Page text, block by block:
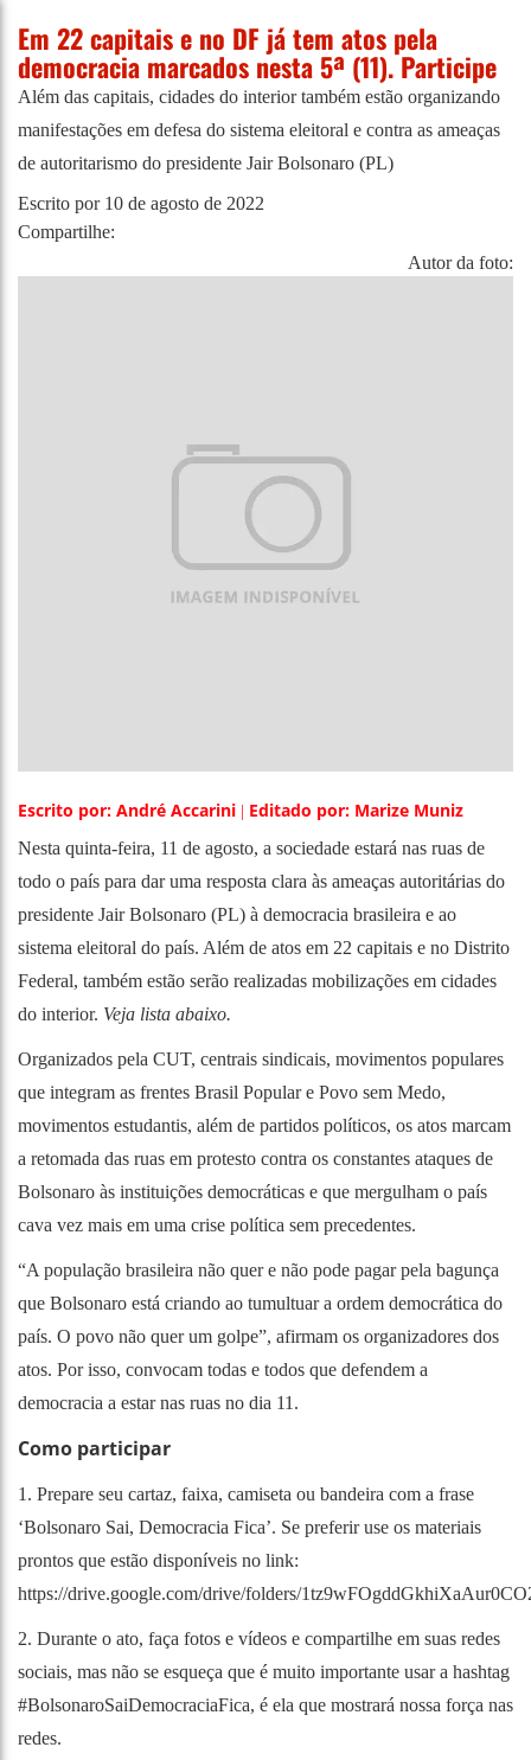
Em 22 capitais e no DF já tem atos pela
democracia marcados nesta 5ª (11). Participe
Além das capitais, cidades do interior também estão organizando
manifestações em defesa do sistema eleitoral e contra as ameaças
de autoritarismo do presidente Jair Bolsonaro (PL)
Escrito por 10 de agosto de 2022
Compartilhe:
Autor da foto:
Escrito por: André Accarini Editado por: Marize Muniz
Nesta quinta-feira, 11 de agosto, a sociedade estará nas ruas de
todo o país para dar uma resposta clara às ameaças autoritárias do
presidente Jair Bolsonaro (PL) à democracia brasileira e ao
sistema eleitoral do país. Além de atos em 22 capitais e no Distrito
Federal, também estão serão realizadas mobilizações em cidades
do interior. Veja lista abaixo.
Organizados pela CUT, centrais sindicais, movimentos populares
que integram as frentes Brasil Popular e Povo sem Medo,
movimentos estudantis, além de partidos políticos, os atos marcam
a retomada das ruas em protesto contra os constantes ataques de
Bolsonaro às instituições democráticas e que mergulham o país
cava vez mais em uma crise política sem precedentes.
“A população brasileira não quer e não pode pagar pela bagunça
que Bolsonaro está criando ao tumultuar a ordem democrática do
país. O povo não quer um golpe”, afirmam os organizadores dos
atos. Por isso, convocam todas e todos que defendem a
democracia a estar nas ruas no dia 11.
Como participar
1. Prepare seu cartaz, faixa, camiseta ou bandeira com a frase
‘Bolsonaro Sai, Democracia Fica’. Se preferir use os materiais
prontos que estão disponíveis no link:
https://drive.google.com/drive/folders/
2. Durante o ato, faça fotos e vídeos e compartilhe em suas redes
sociais, mas não se esqueça que é muito importante usar a hashtag
#BolsonaroSaiDemocraciaFica, é ela que mostrará nossa força nas
redes.